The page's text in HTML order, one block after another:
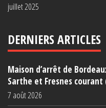
juillet 2025
DERNIERS ARTICLES
Maison d’arrêt de
Sarthe et Fresnes courant
7 août 2026